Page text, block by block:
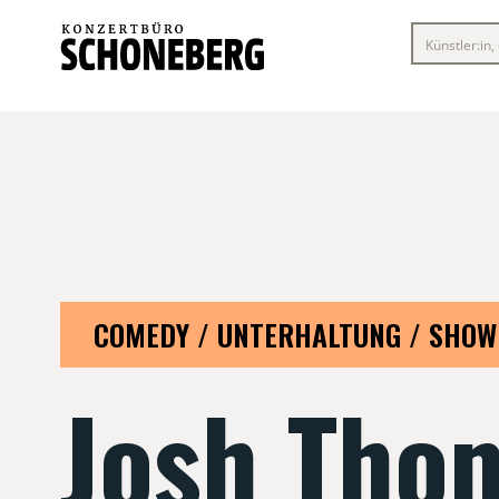
COMEDY / UNTERHALTUNG / SHOW
Josh